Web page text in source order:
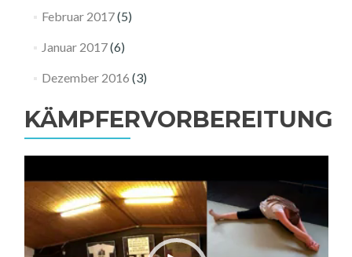
Februar 2017(5)
Januar 2017(6)
Dezember 2016 (3)
KÄMPFERVORBEREITUNG
Player